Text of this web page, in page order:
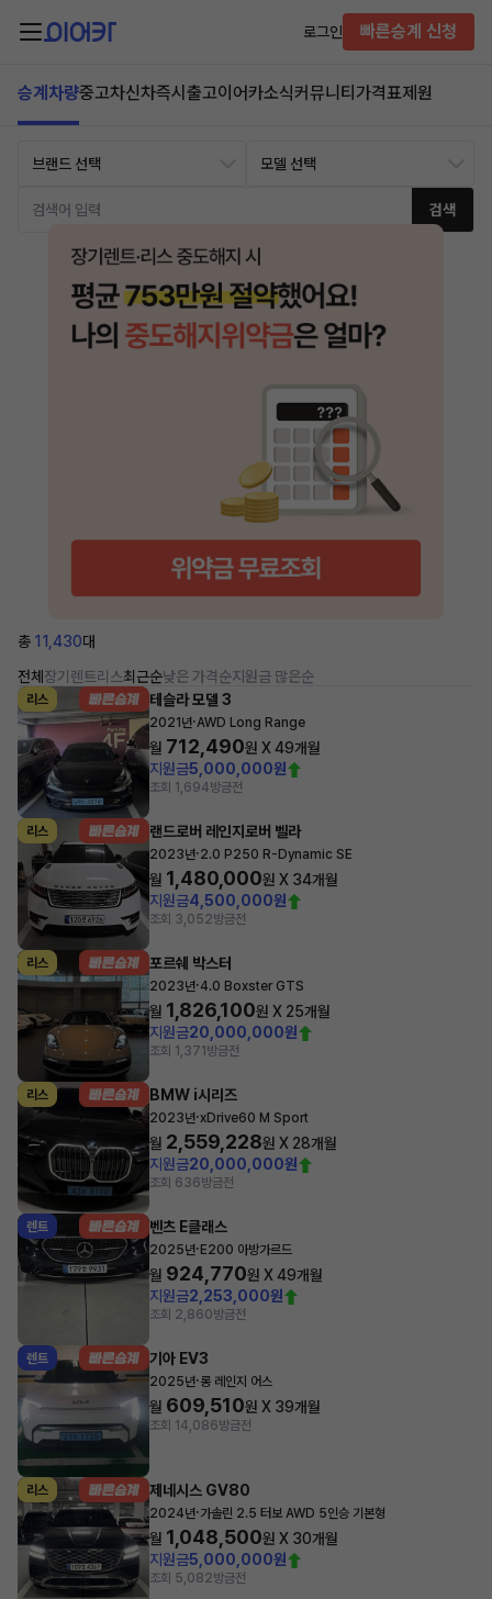
로그인 빠른승계 신청
승계차량중고차신차즉시출고이어카소식커뮤니티 가격표제원
검색
총 11,430대
전체 장기렌트리스최근순낮은 가격순지원금 많은순
리스 테슬라 모델 3
2021년·AWD Long Range
월 712,490원 X49개월
지원금5,000,000원
조회 1,694방금전
리스 랜드로버 레인지로버 벨라
2023년·2.0 P250 R-Dynamic SE
월 1,480,000원 X 34개월
지원금4,500,000원
조회 3,052방금전
리스 포르쉐 박스터
2023년·4.0 Boxster GTS
월 1,826,100원 X 25개월
지원금20,000,000원
조회 1,371 방금전
리스 BMW i시리즈
2023년·xDrive60 M Sport
월 2,559,228원 X 28개월
지원금20,000,000원
조회 636방금전
렌트 벤츠 E클래스
2025년· E200 아방가르드
월 924,770원 X49개월
지원금2,253,000원
조회 2,860방금전
렌트 기아 EV3
2025년·롱 레인지 어스
월 609,510원 X 39개월
조회 14,086방금전
리스 제네시스 GV80
2024년·가솔린 2.5 터보 AWD 5인승 기본형
월 1,048,500원 X 30개월
지원금5,000,000원
조회 5,082방금전